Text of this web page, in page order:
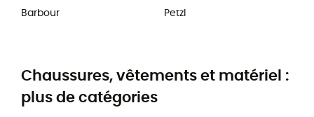
Barbour
Petzl
Chaussures, vêtements et matériel :
plus de catégories